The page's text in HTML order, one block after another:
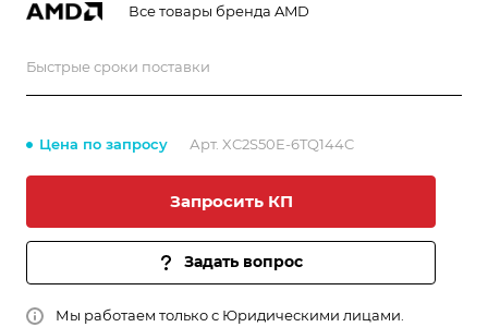
Все товары бренда AMD
Быстрые сроки поставки
Цена по запросу Арт. XC2S50E-6TQ144C
Запросить КП
Задать вопрос
Мы работаем только с Юридическими лицами.